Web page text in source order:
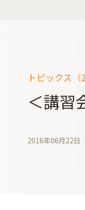
トピックス（
＜講習
2016年06月22日